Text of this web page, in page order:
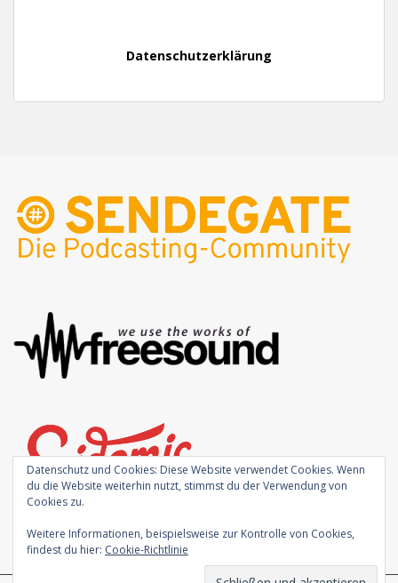
Datenschutzerklärung
Datenschutz und Cookies: Diese Website verwendet Cookies. Wenn
du die Website weiterhin nutzt, stimmst du der Verwendung von
Cookies zu.
Weitere Informationen, beispielsweise zur Kontrolle von Cookies,
findest du hier: Cookie-Richtlinie